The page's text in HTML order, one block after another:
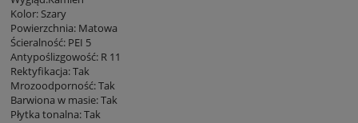
Kolor: Szary
Powierzchnia: Matowa
Ścieralność: PEI 5
Antypoślizgowość: R 11
Rektyfikacja: Tak
Mrozoodporność: Tak
Barwiona w masie: Tak
Płytka tonalna: Tak